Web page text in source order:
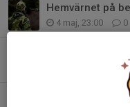
Hemvärnet på
4 maj, 23:00 0
DU BEHÖVS
0
Vår webshop